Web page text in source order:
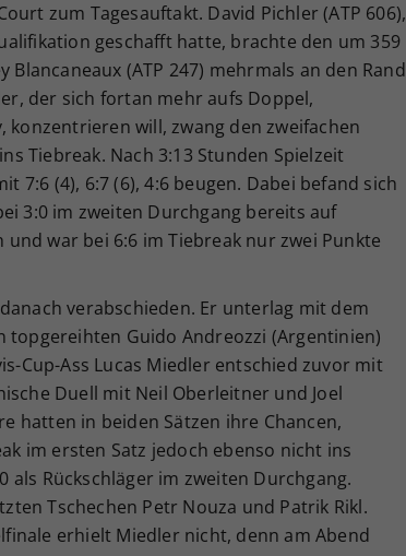
zum Tagesauftakt. David Pichler (ATP 606),
geschafft hatte, brachte den um 359
(ATP 247) mehrmals an den Rand
der sich fortan mehr aufs Doppel,
konzentrieren will, zwang den zweifachen
Tiebreak. Nach 3:13 Stunden Spielzeit
(4), 6:7 (6), 4:6 beugen. Dabei befand sich
3:0 im zweiten Durchgang bereits auf
war bei 6:6 im Tiebreak nur zwei Punkte
verabschieden. Er unterlag mit dem
topgereihten Guido Andreozzi (Argentinien)
Cup-Ass Lucas Miedler entschied zuvor mit
Duell mit Neil Oberleitner und Joel
hatten in beiden Sätzen ihre Chancen,
im ersten Satz jedoch ebenso nicht ins
als Rückschläger im zweiten Durchgang.
Tschechen Petr Nouza und Patrik Rikl.
erhielt Miedler nicht, denn am Abend